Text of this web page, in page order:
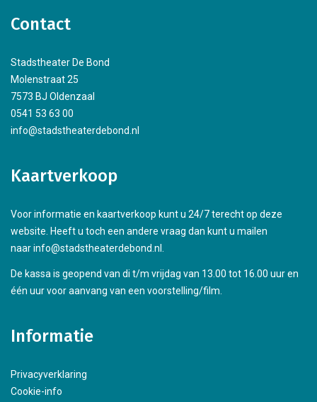
Contact
Stadstheater De Bond
Molenstraat 25
7573 BJ Oldenzaal
0541 53 63 00
info@stadstheaterdebond.nl
Kaartverkoop
Voor informatie en kaartverkoop kunt u 24/7 terecht op deze
website. Heeft u toch een andere vraag dan kunt u mailen
naar info@stadstheaterdebond.nl.
De kassa is geopend van di t/m vrijdag van 13.00 tot 16.00 uur en
één uur voor aanvang van een voorstelling/film.
Informatie
Privacyverklaring
Cookie-info